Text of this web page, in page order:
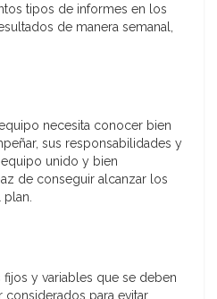
tipos de informes en los
de manera semanal,
necesita conocer bien
sus responsabilidades y
equipo unido y bien
de conseguir alcanzar los
plan.
fijos y variables que se deben
considerados para evitar